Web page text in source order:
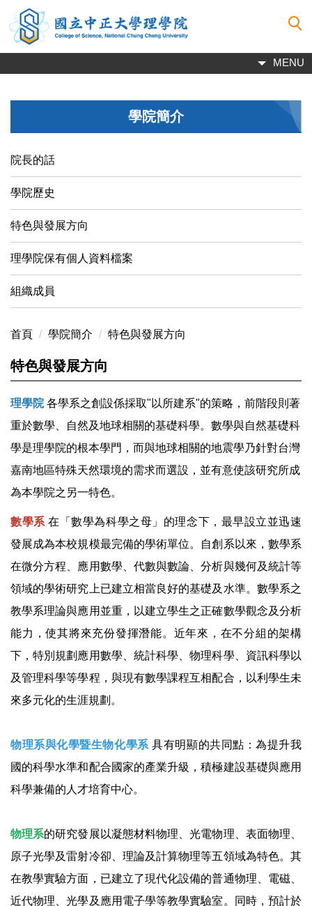
跳
到
主
內
MENU
學院簡介
院長的話
學院歷史
特色與發展方向
理學院保有個人資料檔案
組織成員
首頁 學院簡介 特色與發展方向
特色與發展方向
理學院各學系之創設係採取"以所建系"的策略，前階段則著
重於數學、自然及地球相關的基礎科學。數學與自然基礎科
學是理學院的根本學門，而與地球相關的地震學乃針對台灣
嘉南地區特殊天然環境的需求而選設，並有意使該研究所成
為本學院之另一特色。
數學系在「數學為科學之母」的理念下，最早設立並迅速
發展成為本校規模最完備的學術單位。自創系以來，數學系
在微分方程、應用數學、代數與數論、分析與幾何及統計等
領域的學術研究上已建立相當良好的基礎及水準。數學系之
教學系理論與應用並重，以建立學生之正確數學觀念及分析
能力，使其將來充份發揮潛能。近年來，在不分組的架構
下，特別規劃應用數學、統計科學、物理科學、資訊科學以
及管理科學等學程，與現有數學課程互相配合，以利學生未
來多元化的生涯規劃。
物理系與化學暨生物化學系具有明顯的共同點：為提升我
國的科學水準和配合國家的產業升級，積極建設基礎與應用
科學兼備的人才培育中心。
物理系的研究發展以凝態材料物理、光電物理、表面物理、
原子光學及雷射冷卻、理論及計算物理等五領域為特色。其
在教學實驗方面，已建立了現代化設備的普通物理、電磁、
近代物理、光學及應用電子學等教學實驗室。同時，預計於